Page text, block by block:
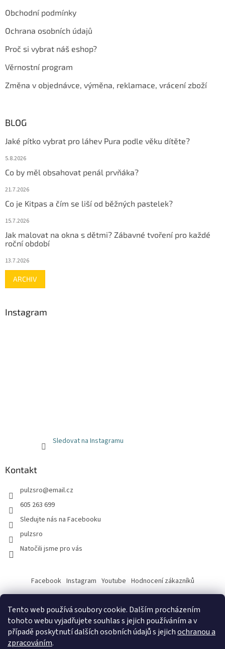
Tento web používá soubory cookie. Dalším procházením
tohoto webu vyjadřujete souhlas s jejich používáním a v
případě poskytnutí dalších osobních údajů s jejichochranou a
zpracováním.
Obchodní podmínky
Ochrana osobních údajů
Proč si vybrat náš eshop?
Věrnostní program
Změna v objednávce, výměna, reklamace, vrácení zboží
BLOG
Jaké pítko vybrat pro láhev Pura podle věku dítěte?
5.8.2026
Co by měl obsahovat penál prvňáka?
21.7.2026
Co je Kitpas a čím se liší od běžných pastelek?
15.7.2026
Jak malovat na okna s dětmi? Zábavné tvoření pro každé
roční období
13.7.2026
ARCHIV
Instagram
Sledovat na Instagramu
Kontakt
pulzsro@email.cz
605 263 699
Sledujte nás na Facebooku
pulzsro
Natočili jsme pro vás
Facebook Instagram Youtube Hodnocení zákazníků